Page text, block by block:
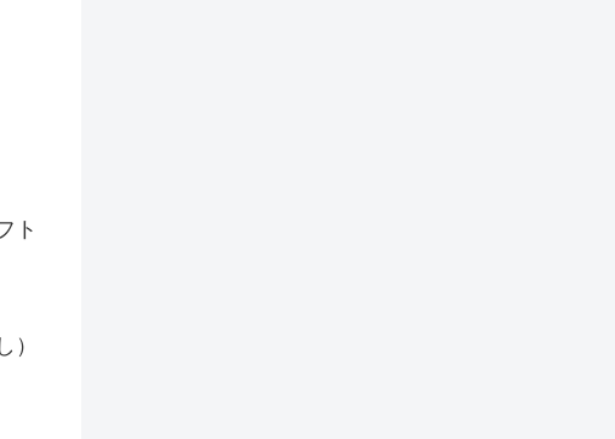
ト